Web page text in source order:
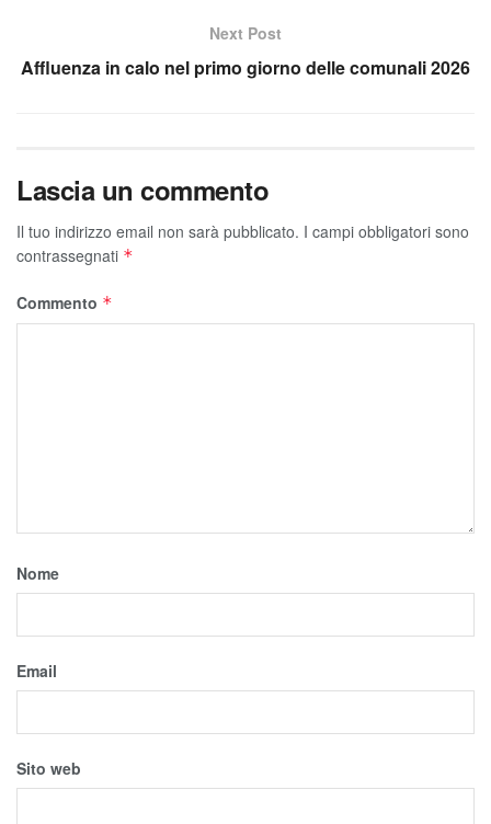
Next Post
Affluenza in calo nel primo giorno delle comunali 2026
Lascia un commento
Il tuo indirizzo email non sarà pubblicato. I campi obbligatori sono
contrassegnati *
Commento *
Nome
Email
Sito web